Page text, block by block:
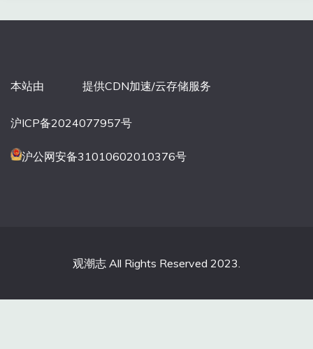
本站由 提供CDN加速/云存储服务
沪ICP备2024077957号
沪公网安备31010602010376号
观潮志 All Rights Reserved 2023.